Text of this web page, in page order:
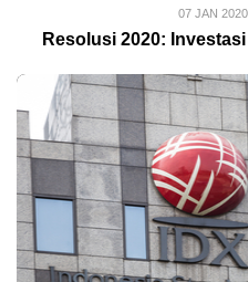
07 JAN 2020
Resolusi 2020: